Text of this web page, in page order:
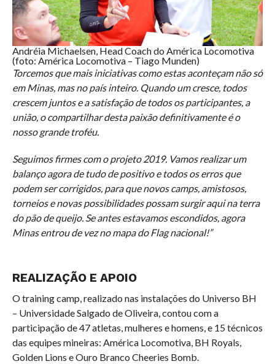
Andréia Michaelsen, Head Coach do América Locomotiva
(foto: América Locomotiva – Tiago Munden)
Torcemos que mais iniciativas como estas aconteçam não só
em Minas, mas no país inteiro. Quando um cresce, todos
crescem juntos e a satisfação de todos os participantes, a
união, o compartilhar desta paixão definitivamente é o
nosso grande troféu.
Seguimos firmes com o projeto 2019. Vamos realizar um
balanço agora de tudo de positivo e todos os erros que
podem ser corrigidos, para que novos camps, amistosos,
torneios e novas possibilidades possam surgir aqui na terra
do pão de queijo. Se antes estavamos escondidos, agora
Minas entrou de vez no mapa do Flag nacional!”
REALIZAÇÃO E APOIO
O training camp, realizado nas instalações do Universo BH
– Universidade Salgado de Oliveira, contou com a
participação de 47 atletas, mulheres e homens, e 15 técnicos
das equipes mineiras: América Locomotiva, BH Royals,
Golden Lions e Ouro Branco Cheeries Bomb.